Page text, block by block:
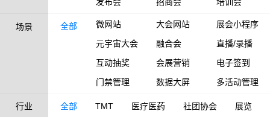
场景 全部 微网站 大会网站
展会小程序
元宇宙大会
融合会
直播/录播
互动抽奖
会展营销
电子签到
门禁管理
数据大屏 多活动管理
行业 全部 TMT 医疗医药 社团协会 展览